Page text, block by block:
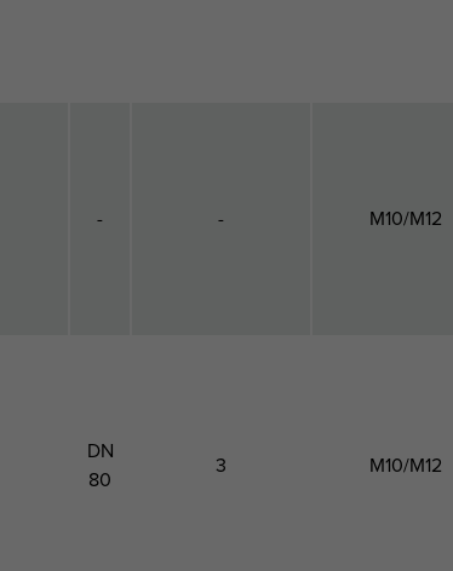
- - M10/M12
DN
80
3 M10/M12